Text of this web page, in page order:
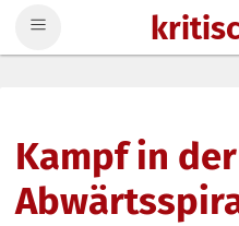
Kampf in